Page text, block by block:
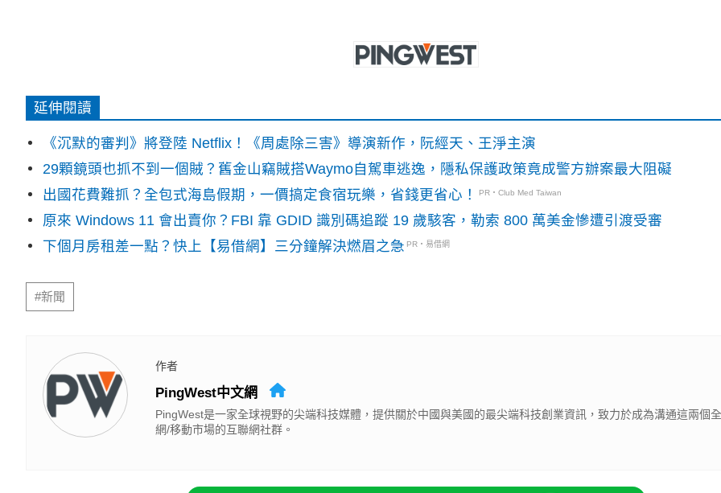
延伸閱讀
《沉默的審判》將登陸 Netflix！《周處除三害》導演新作，阮經天、王淨主演
29顆鏡頭也抓不到一個賊？舊金山竊賊搭Waymo自駕車逃逸，隱私保護政策竟成警方辦案最大阻礙
出國花費難抓？全包式海島假期，一價搞定食宿玩樂，省錢更省心！
PR・Club Med Taiwan
原來 Windows 11 會出賣你？FBI 靠 GDID 識別碼追蹤 19 歲駭客，勒索 800 萬美金慘遭引渡受審
下個月房租差一點？快上【易借網】三分鐘解決燃眉之急 PR・易借網
#新聞
作者
PingWest中文網
PingWest是一家全球視野的尖端科技媒體，提供關於中國與美國的最尖端科技創業資訊，致力於成為溝通這兩個
網/移動市場的互聯網社群。